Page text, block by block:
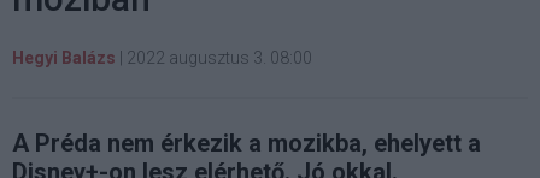
Hegyi Balázs 2022 augusztus 3. 08:00
A Préda nem érkezik a mozikba, ehelyett a